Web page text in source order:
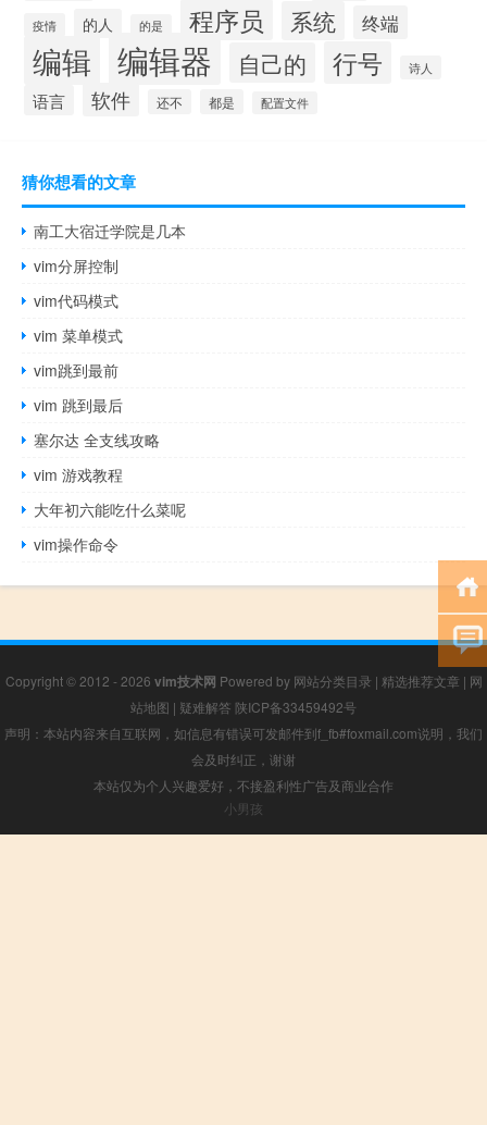
疫情 的人 的是 程序员 系统 终端
编辑 编辑器 自己的 行号 诗人
语言 软件 还不 都是 配置文件
猜你想看的文章
南工大宿迁学院是几本
vim分屏控制
vim代码模式
vim 菜单模式
vim跳到最前
vim 跳到最后
塞尔达 全支线攻略
vim 游戏教程
大年初六能吃什么菜呢
vim操作命令
Copyright © 2012 - 2026 vim技术网 Powered by 网站分类目录 | 精选推荐文章 | 网
站地图 | 疑难解答 陕ICP备33459492号
声明：本站内容来自互联网，如信息有错误可发邮件到f_fb#foxmail.com说明，我们
会及时纠正，谢谢
本站仅为个人兴趣爱好，不接盈利性广告及商业合作
小男孩